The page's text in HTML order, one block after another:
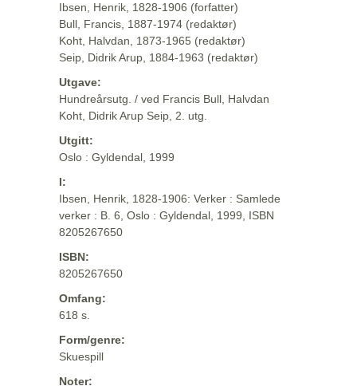
Ibsen, Henrik, 1828-1906 (forfatter)
Bull, Francis, 1887-1974 (redaktør)
Koht, Halvdan, 1873-1965 (redaktør)
Seip, Didrik Arup, 1884-1963 (redaktør)
Utgave:
Hundreårsutg. / ved Francis Bull, Halvdan
Koht, Didrik Arup Seip, 2. utg.
Utgitt:
Oslo : Gyldendal, 1999
I:
Ibsen, Henrik, 1828-1906: Verker : Samlede
verker : B. 6, Oslo : Gyldendal, 1999, ISBN
8205267650
ISBN:
8205267650
Omfang:
618 s.
Form/genre:
Skuespill
Noter: